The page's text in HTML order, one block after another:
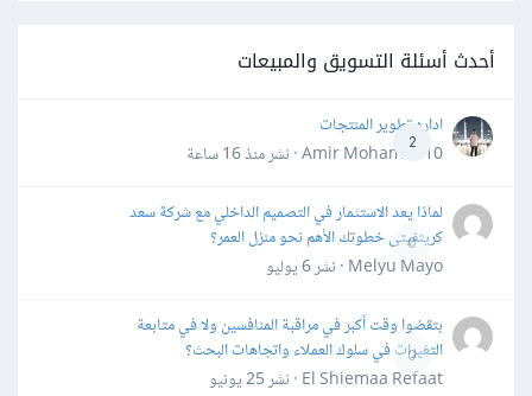
أحدث أسئلة التسويق والمبيعات
2
اداره تطوير المنتجات
Amir Mohamed10 · نشر
منذ 16 ساعة
0
لماذا يعد الاستثمار في التصميم الداخلي مع شركة سعد
كريتفيتى خطوتك الأهم نحو منزل العمر؟
Melyu Mayo · نشر
6 يوليو
0
بتقضوا وقت أكبر في مراقبة المنافسين ولا في متابعة
التغيرات في سلوك العملاء واتجاهات البحث؟
El Shiemaa Refaat · نشر
25 يونيو